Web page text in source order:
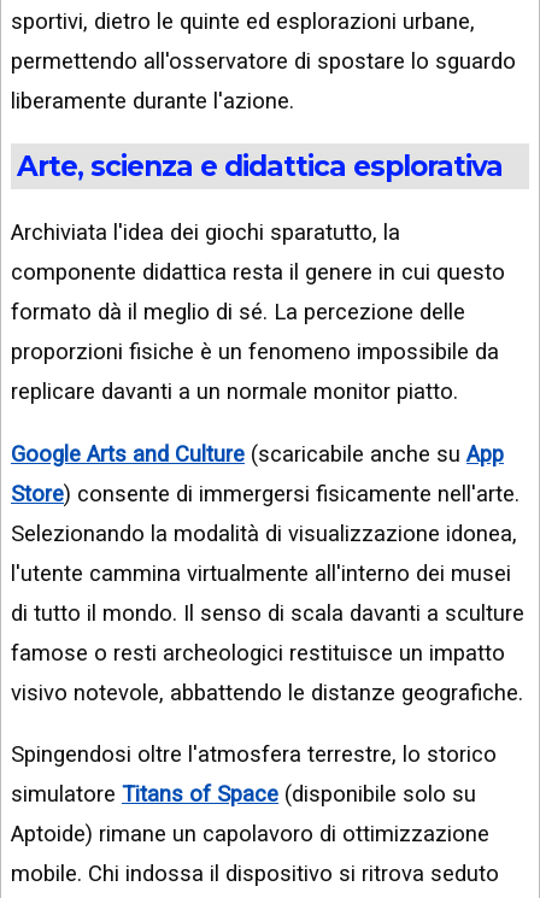
sportivi, dietro le quinte ed esplorazioni urbane,
permettendo all'osservatore di spostare lo sguardo
liberamente durante l'azione.
Arte, scienza e didattica esplorativa
Archiviata l'idea dei giochi sparatutto, la
componente didattica resta il genere in cui questo
formato dà il meglio di sé. La percezione delle
proporzioni fisiche è un fenomeno impossibile da
replicare davanti a un normale monitor piatto.
Google Arts and Culture (scaricabile anche su App
Store) consente di immergersi fisicamente nell'arte.
Selezionando la modalità di visualizzazione idonea,
l'utente cammina virtualmente all'interno dei musei
di tutto il mondo. Il senso di scala davanti a sculture
famose o resti archeologici restituisce un impatto
visivo notevole, abbattendo le distanze geografiche.
Spingendosi oltre l'atmosfera terrestre, lo storico
simulatore Titans of Space (disponibile solo su
Aptoide) rimane un capolavoro di ottimizzazione
mobile. Chi indossa il dispositivo si ritrova seduto